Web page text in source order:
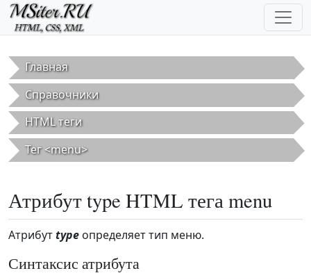
Перейти к основному содержанию
Главная
Справочники
HTML теги
Тег <menu>
Атрибут type HTML тега menu
Атрибутtype определяет тип меню.
Синтаксис атрибута